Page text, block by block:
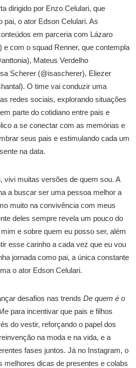
dirigido por Enzo Celulari, que
pai, o ator Edson Celulari. As
em parceria com Lázaro
com o squad Renner, que contempla
Mateus Verdelho
Scherer (@isascherer), Eliezer
O time vai conduzir uma
redes sociais, explorando situações
parte do cotidiano entre pais e
a se conectar com as memórias e
seus pais e estimulando cada um
na data.
vivi muitas versões de quem sou. A
a buscar ser uma pessoa melhor a
muito na convivência com meus
deles sempre revela um pouco do
e sobre quem eu posso ser, além
esse carinho a cada vez que eu vou
jornada como pai, a única constante
o ator Edson Celulari.
desafios nas trends De quem é o
para incentivar que pais e filhos
do vestir, reforçando o papel dos
na moda e na vida, e a
fases juntos. Já no Instagram, o
melhores dicas de presentes e colabs